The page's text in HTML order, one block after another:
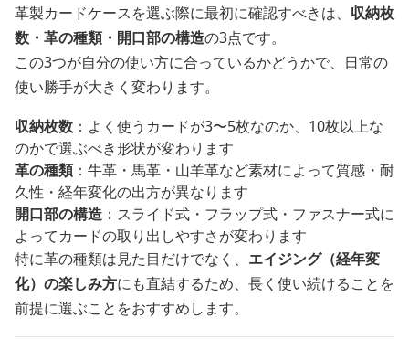
革製カードケースを選ぶ際に最初に確認すべきは、 収納枚
数・革の種類・開口部の構造の3点です。
この3つが自分の使い方に合っているかどうかで、日常の
使い勝手が大きく変わります。
収納枚数 ：よく使うカードが3〜5枚なのか、10枚以上な
のかで選ぶべき形状が変わります
革の種類：牛革・馬革・山羊革など素材によって質感・耐
久性・経年変化の出方が異なります
開口部の構造 ：スライド式・フラップ式・ファスナー式に
よってカードの取り出しやすさが変わります
特に革の種類は見た目だけでなく、 エイジング（経年変
化）の楽しみ方にも直結するため、長く使い続けることを
前提に選ぶことをおすすめします。